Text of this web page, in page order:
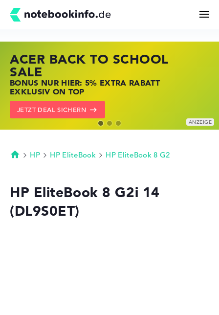
Kaufberatung
Technik & Wissen
Deals
ACER BACK TO SCHOOL
SALE
BONUS NUR HIER: 5% EXTRA RABATT
EXKLUSIV ON TOP
JETZT DEAL SICHERN
HP STORE SSV DEALS
JETZT ZUGREIFEN: NOTEBOOKS BEI HP
KRÄFTIG REDUZIERT
ZU DEN HP ANGEBOTEN
LENOVO LAPTOP DEALS
NOTEBOOKS BEI LENOVO JETZT
KRÄFTIG REDUZIERT
LENOVO DEALS ZEIGEN
Startseite
HP HP EliteBook HP EliteBook 8 G2
HP EliteBook 8 G2i 14
(DL9S0ET)